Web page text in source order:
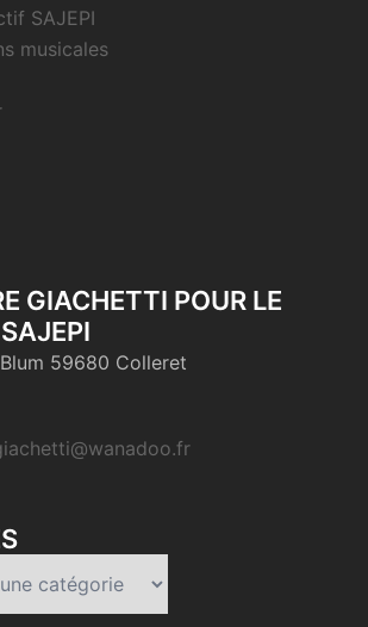
SAJEPI
musicales
GIACHETTI POUR LE
59680 Colleret